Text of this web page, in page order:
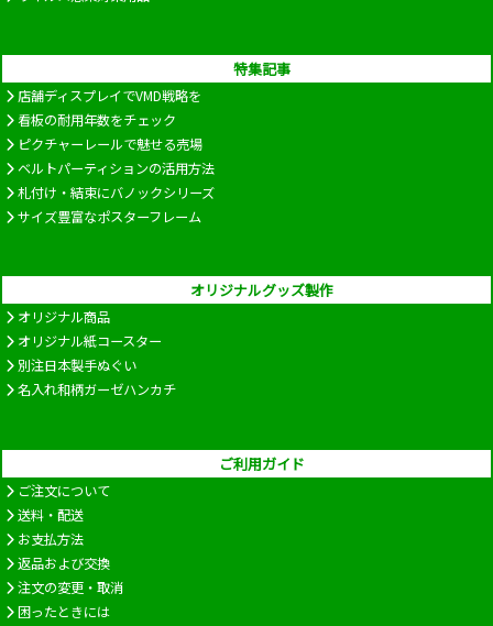
特集記事
店舗ディスプレイでVMD戦略を
看板の耐用年数をチェック
ピクチャーレールで魅せる売場
ベルトパーティションの活用方法
札付け・結束にバノックシリーズ
サイズ豊富なポスターフレーム
オリジナルグッズ製作
オリジナル商品
オリジナル紙コースター
別注日本製手ぬぐい
名入れ和柄ガーゼハンカチ
ご利用ガイド
ご注文について
送料・配送
お支払方法
返品および交換
注文の変更・取消
困ったときには